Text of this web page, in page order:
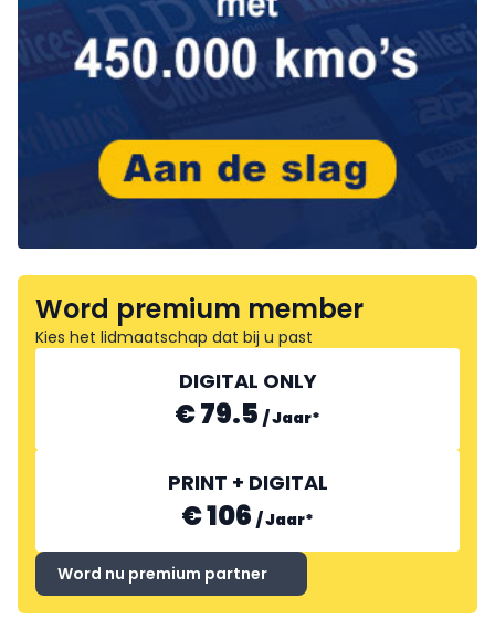
Word premium member
Kies het lidmaatschap dat bij u past
DIGITAL ONLY
€ 79.5 /Jaar*
PRINT + DIGITAL
€ 106 /Jaar*
Word nu premium partner